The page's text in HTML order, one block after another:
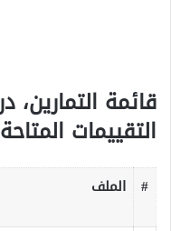
قائمة التمارين،
التقييمات
# الملف